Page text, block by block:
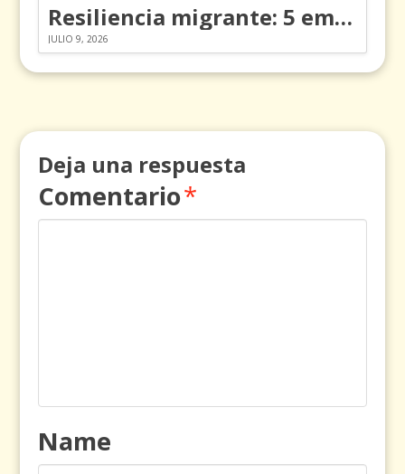
Resiliencia migrante: 5 emociones y cómo gestionarlas
JULIO 9, 2026
Deja una respuesta
Comentario*
Name